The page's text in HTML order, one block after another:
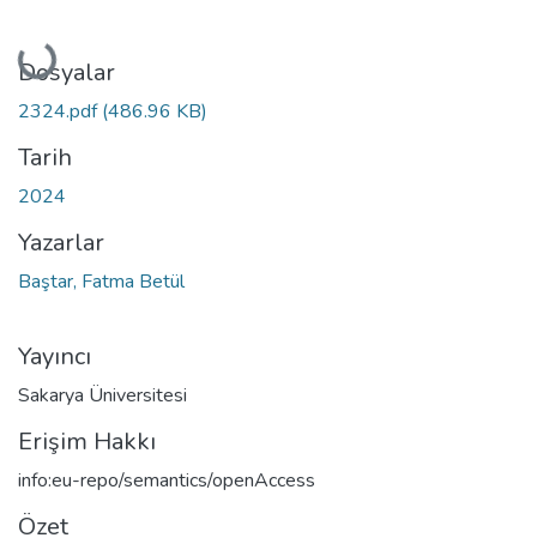
Yükleniyor...
Dosyalar
2324.pdf(486.96 KB)
Tarih
2024
Yazarlar
Baştar, Fatma Betül
Yayıncı
Sakarya Üniversitesi
Erişim Hakkı
info:eu-repo/semantics/openAccess
Özet